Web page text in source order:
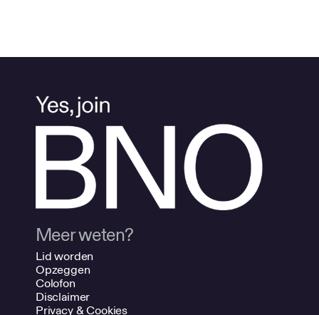
Meer weten?
Lid worden
Opzeggen
Colofon
Disclaimer
Privacy & Cookies